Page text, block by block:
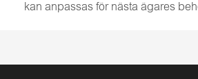
kan anpassas för nästa ägares